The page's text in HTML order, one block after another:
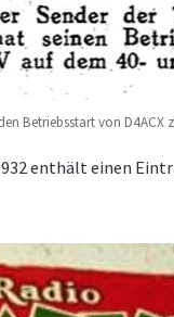
Betriebsstart von
enthält einen